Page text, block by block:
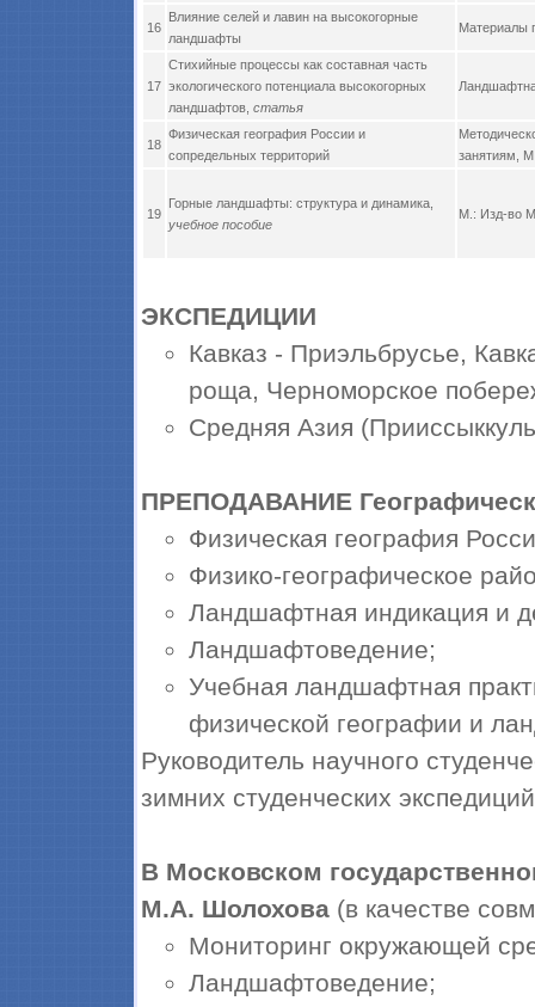
16
Влияние селей и лавин на высокогорные
ландшафты
Материалы
17
Стихийные процессы как составная часть
экологического потенциала высокогорных
ландшафтов, статья
18
Физическая география России и
сопредельных территорий
занятиям,
19
Горные ландшафты: структура и динамика,
учебное пособие
М.: Изд-во
ЭКСПЕДИЦИИ
Кавказ - Приэльбрусье,
роща, Черноморское
Средняя Азия
ПРЕПОДАВАНИЕ
Физическая география
Физико-географическое
Ландшафтная индикация и
Ландшафтоведение;
Учебная ландшафтная
физической географии и
Руководитель научного
зимних студенческих экспедиций
В Московском
М.А. Шолохова (в качестве
Мониторинг окружающей
Ландшафтоведение;